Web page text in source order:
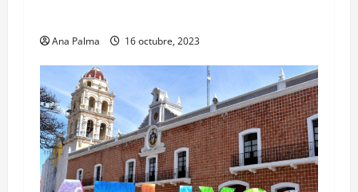
Ana Palma 16 octubre, 2023